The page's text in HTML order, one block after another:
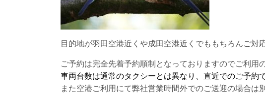
目的地が羽田空港近くや成田空港近くでももちろんご対
ご予約は完全先着予約順制となっておりますのでご利用
車両台数は通常のタクシーとは異なり、直近でのご予約
また空港ご利用にて弊社営業時間外でのご送迎の場合